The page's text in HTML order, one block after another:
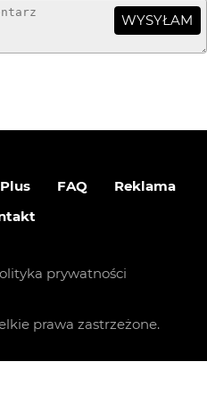
WYSYŁAM
FAQ
Reklama
prywatności
prawa zastrzeżone.